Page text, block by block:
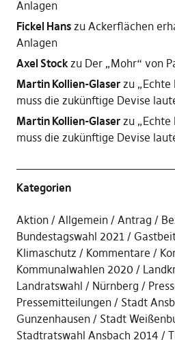
Anlagen
Fickel Hanszu Ackerflächen
Anlagen
Axel Stockzu Der „Mohr“ von
Martin Kollien-Glaserzu
muss die zukünftige Devise
Martin Kollien-Glaserzu
muss die zukünftige Devise
Kategorien
Aktion Allgemein Antrag
Bundestagswahl 2021
Klimaschutz
Kommentare
Kommunalwahlen 2020
Landratswahl
Nürnberg
Pressemitteilungen
Stadt
Gunzenhausen
Stadt
Stadtratswahl Ansbach 2014